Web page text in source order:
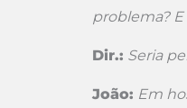
problema?
Dir.: Seria
João: Em